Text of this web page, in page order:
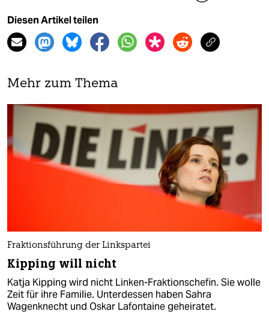
Diesen Artikel teilen
Mehr zum Thema
Fraktionsführung der Linkspartei
Kipping will nicht
Katja Kipping wird nicht Linken-Fraktionschefin. Sie wolle
Zeit für ihre Familie. Unterdessen haben Sahra
Wagenknecht und Oskar Lafontaine geheiratet.